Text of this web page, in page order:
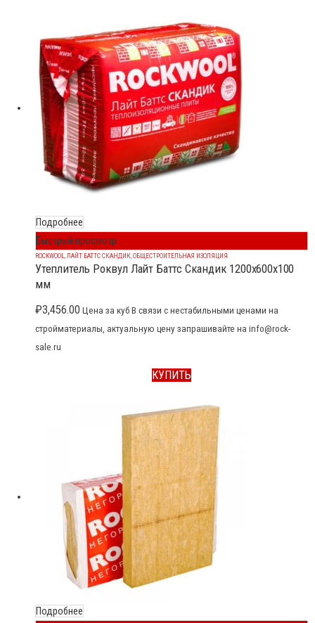
Подробнее
Быстрый просмотр
ROCKWOOL,ЛАЙТ БАТТС СКАНДИК,ОБЩЕСТРОИТЕЛЬНАЯ ИЗОЛЯЦИЯ
Утеплитель Роквул Лайт Баттс Скандик 1200x600x100
мм
₽3,456.00 Цена за куб В связи с нестабильными ценами на
стройматериалы, актуальную цену запрашивайте на info@rock-
sale.ru
КУПИТЬ
Подробнее